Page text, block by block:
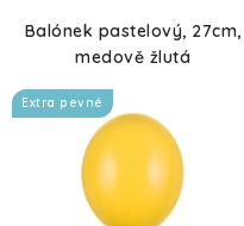
Balónek pastelový, 27cm,
medově žlutá
Extra pevné